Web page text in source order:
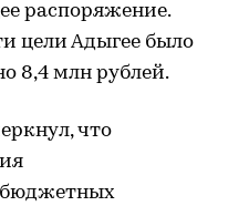
распоряжение.
цели Адыгее было
8,4 млн рублей.
что
бюджетных